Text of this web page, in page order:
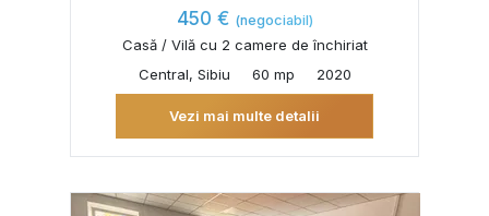
450 € (negociabil)
Casă / Vilă cu 2 camere de închiriat
Central, Sibiu
60 mp 2020
Vezi mai multe detalii